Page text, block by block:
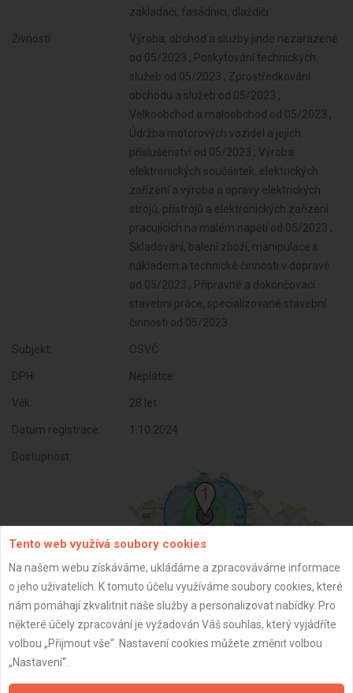
zakladači, fasádníci, dlaždiči
Živnosti:
Výroba, obchod a služby jinde nezařazené
od 05/2023 , Poskytování technických
služeb od 05/2023 , Zprostředkování
obchodu a služeb od 05/2023 ,
Velkoobchod a maloobchod od 05/2023 ,
Údržba motorových vozidel a jejich
příslušenství od 05/2023 , Výroba
elektronických součástek, elektrických
zařízení a výroba a opravy elektrických
strojů, přístrojů a elektronických zařízení
pracujících na malém napětí od 05/2023 ,
Skladování, balení zboží, manipulace s
nákladem a technické činnosti v dopravě
od 05/2023 , Přípravné a dokončovací
stavební práce, specializované stavební
činnosti od 05/2023
Subjekt: OSVČ
DPH: Neplátce
Věk: 28 let
Datum registrace: 1.10.2024
Dostupnost:
ZPĚT
Tento web využívá soubory cookies
Na našem webu získáváme, ukládáme a zpracováváme informace
o jeho uživatelích. K tomuto účelu využíváme soubory cookies, které
nám pomáhají zkvalitnit naše služby a personalizovat nabídky. Pro
některé účely zpracování je vyžadován Váš souhlas, který vyjádříte
volbou „Přijmout vše“. Nastavení cookies můžete změnit volbou
„Nastavení“.